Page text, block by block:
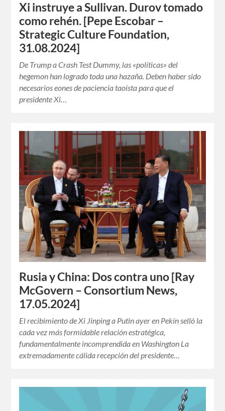
Xi instruye a Sullivan. Durov tomado
como rehén. [Pepe Escobar –
Strategic Culture Foundation,
31.08.2024]
De Trump a Crash Test Dummy, las «políticas» del
hegemon han logrado toda una hazaña. Deben haber sido
necesarios eones de paciencia taoísta para que el
presidente Xi…
Rusia y China: Dos contra uno [Ray
McGovern – Consortium News,
17.05.2024]
El recibimiento de Xi Jinping a Putin ayer en Pekín selló la
cada vez más formidable relación estratégica,
fundamentalmente incomprendida en Washington La
extremadamente cálida recepción del presidente…